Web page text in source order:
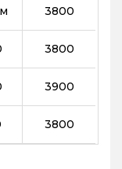
3800
3800
3900
3800